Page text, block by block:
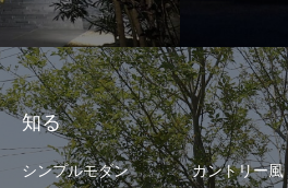
知る
シンプルモダン カントリー風